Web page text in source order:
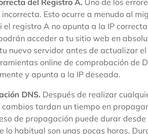
del Registro A. Uno de los
Esto ocurre a menudo al
el registro A no apunta a la IP
acceder a tu sitio web en
nuevo servidor antes de actualizar
online de comprobación de
y apunta a la IP deseada.
DNS. Después de realizar
tardan un tiempo en
de propagación puede durar
lo habitual son unas pocas horas.